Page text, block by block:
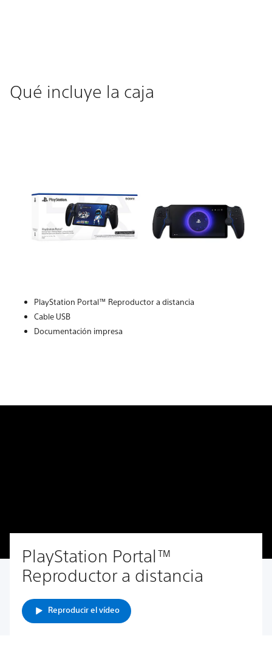
Qué incluye la caja
PlayStation Portal™ Reproductor a distancia
Cable USB
Documentación impresa
PlayStation Portal™
Reproductor a distancia
Reproducir el vídeo